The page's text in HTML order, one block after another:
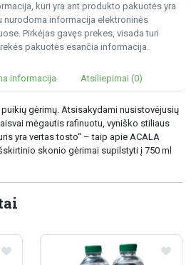
kuri yra ant produkto pakuotės yra
nurodoma informacija elektroninės
Pirkėjas gavęs prekes, visada turi
pakuotės esančia informacija.
informacija Atsiliepimai (0)
gėrimų. Atsisakydami nusistovėjusių
mėgautis rafinuotu, vyniško stiliaus
yra vertas tosto“ – taip apie ACALA
skonio gėrimai supilstyti į 750 ml